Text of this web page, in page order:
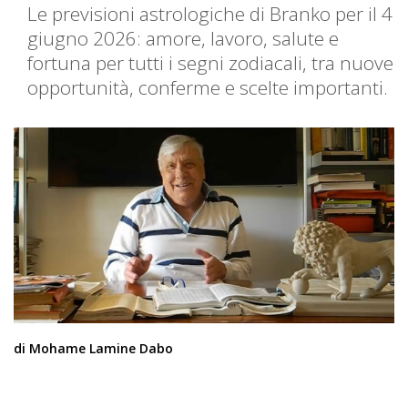
Le previsioni astrologiche di Branko per il 4
giugno 2026: amore, lavoro, salute e
fortuna per tutti i segni zodiacali, tra nuove
opportunità, conferme e scelte importanti.
di Mohame Lamine Dabo